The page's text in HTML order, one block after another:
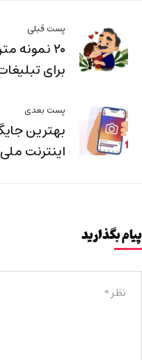
پست قبلی
۲۰
برای
پست بعدی
بهترین
اینترنت ملی
پیام بگذارید